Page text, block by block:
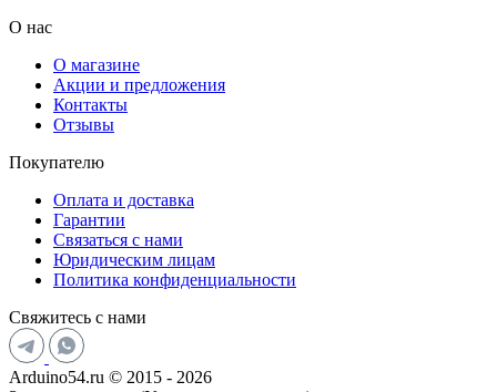
О нас
О магазине
Акции и предложения
Контакты
Отзывы
Покупателю
Оплата и доставка
Гарантии
Связаться с нами
Юридическим лицам
Политика конфиденциальности
Свяжитесь с нами
Arduino54.ru © 2015 - 2026